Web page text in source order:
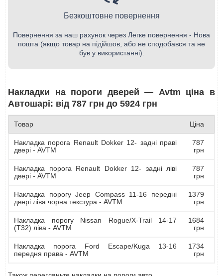
Безкоштовне повернення
Повернення за наш рахунок через Легке повернення - Нова
пошта (якщо товар на підійшов, або не сподобався та не
був у використанні).
Накладки на пороги дверей — Avtm ціна в
Автошарі: від 787 грн до 5924 грн
Товар Ціна
Накладка порога Renault Dokker 12- задні праві
двері - AVTM
787
грн
Накладка порога Renault Dokker 12- задні ліві
двері - AVTM
787
грн
Накладка порогу Jeep Compass 11-16 передні
двері ліва чорна текстура - AVTM
1379
грн
Накладка порогу Nissan Rogue/X-Trail 14-17
(T32) ліва - AVTM
1684
грн
Накладка порога Ford Escape/Kuga 13-16
передня права - AVTM
1734
грн